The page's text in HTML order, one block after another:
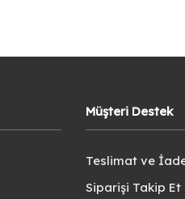
Müşteri Destek
Teslimat ve
Siparişi Takip Et